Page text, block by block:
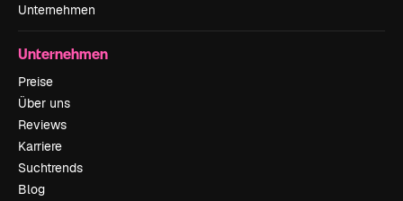
Unternehmen
Unternehmen
Preise
Über uns
Reviews
Karriere
Suchtrends
Blog